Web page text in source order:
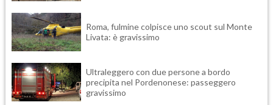
Roma, fulmine colpisce uno scout sul Monte
Livata: è gravissimo
Ultraleggero con due persone a bordo
precipita nel Pordenonese: passeggero
gravissimo